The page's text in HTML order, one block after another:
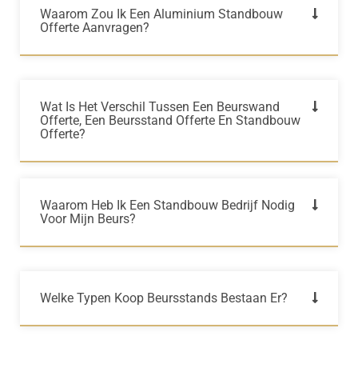
Waarom Zou Ik Een Aluminium Standbouw
Offerte Aanvragen?
Wat Is Het Verschil Tussen Een Beurswand
Offerte, Een Beursstand Offerte En Standbouw
Offerte?
Waarom Heb Ik Een Standbouw Bedrijf Nodig
Voor Mijn Beurs?
Welke Typen Koop Beursstands Bestaan Er?